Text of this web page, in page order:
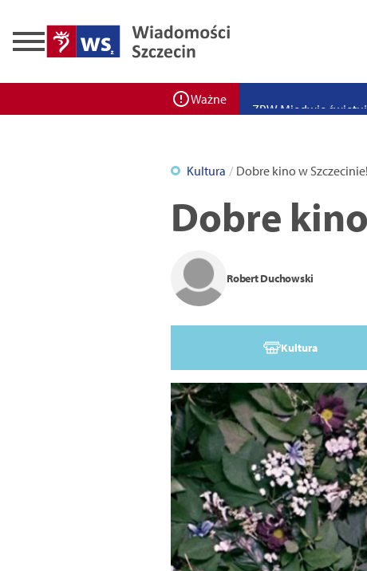
Ważne
Kultura Dobre kino w Szczecinie!
Dobre
Robert Duchowski
Kultura